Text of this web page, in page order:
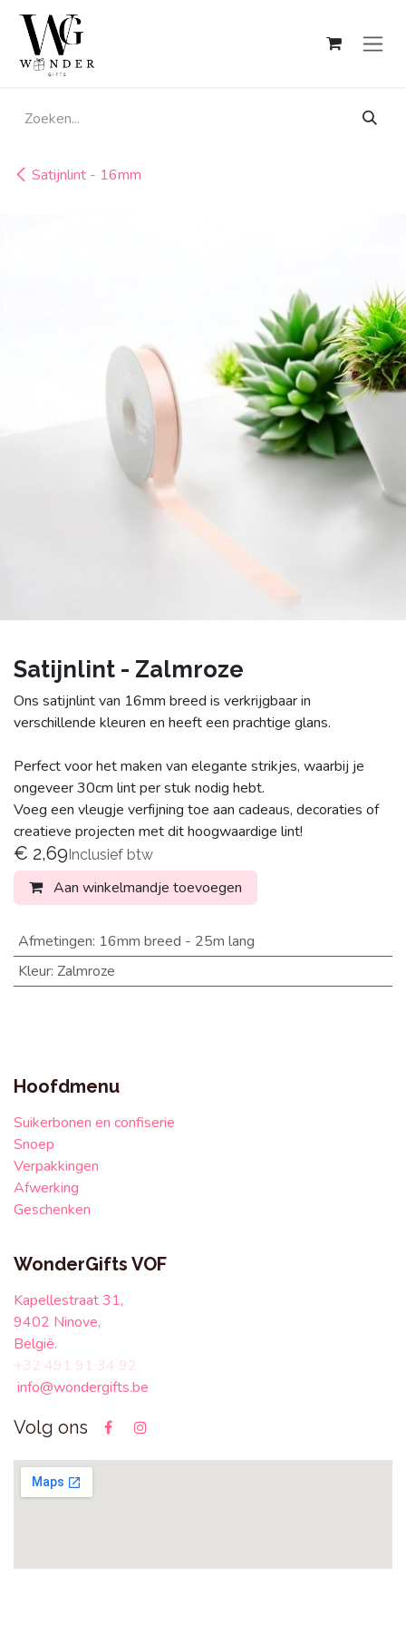
Overslaan naar inhoud
Satijnlint - 16mm
Satijnlint - Zalmroze
Ons satijnlint van 16mm breed is verkrijgbaar in
verschillende kleuren en heeft een prachtige glans.
Perfect voor het maken van elegante strikjes, waarbij je
ongeveer 30cm lint per stuk nodig hebt.
Voeg een vleugje verfijning toe aan cadeaus, decoraties of
creatieve projecten met dit hoogwaardige lint!
€ 2,69Inclusief btw
Aan winkelmandje toevoegen
Afmetingen: 16mm breed - 25m lang
Kleur: Zalmroze
Hoofdmenu
Suikerbonen en confiserie
Snoep
Verpakkingen
Afwerking
Geschenken
WonderGifts VOF
Kapellestraat 31,
9402 Ninove,
België.
+32 491 91 34 92
info@wondergifts.be
Volg ons